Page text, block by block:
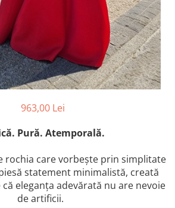
963,00 Lei
Pură. Atemporală.
rochia care vorbește prin simplitate
statement minimalistă, creată
eleganța adevărată nu are nevoie
de artificii.